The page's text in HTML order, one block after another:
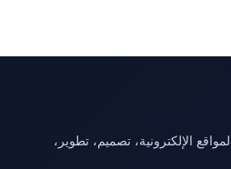
الإلكترونية، تصميم، تطوير،